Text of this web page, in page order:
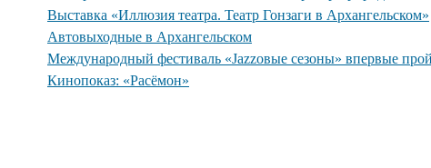
Выставка «Иллюзия театра. Театр Гонзаги в Архангельском»
Автовыходные в Архангельском
Международный фестиваль «Jazzовые сезоны» впервые
Кинопоказ: «Расёмон»